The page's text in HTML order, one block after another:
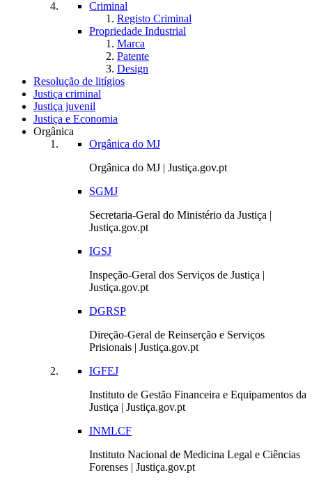
Criminal
Registo Criminal
Propriedade Industrial
Marca
Patente
Design
Resolução de litígios
Justiça criminal
Justiça juvenil
Justiça e Economia
Orgânica
Orgânica do MJ
Orgânica do MJ | Justiça.gov.pt
SGMJ
Secretaria-Geral do Ministério da Justiça |
Justiça.gov.pt
IGSJ
Inspeção-Geral dos Serviços de Justiça |
Justiça.gov.pt
DGRSP
Direção-Geral de Reinserção e Serviços
Prisionais | Justiça.gov.pt
IGFEJ
Instituto de Gestão Financeira e Equipamentos da
Justiça | Justiça.gov.pt
INMLCF
Instituto Nacional de Medicina Legal e Ciências
Forenses | Justiça.gov.pt